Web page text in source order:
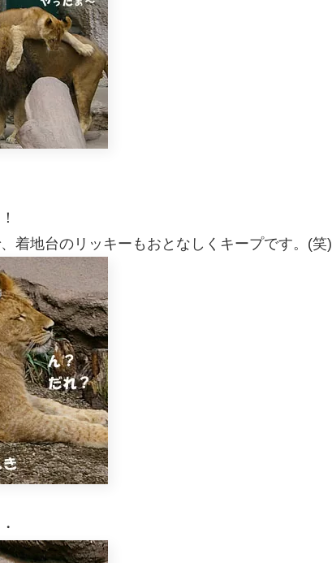
着地台のリッキーもおとなしくキープです。(笑)